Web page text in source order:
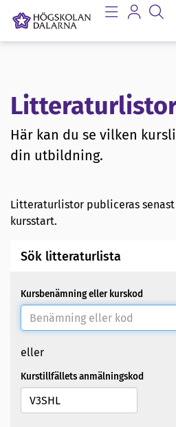
Här kan du se vilken
din utbildning.
Litteraturlistor publiceras senast
kursstart.
Sök litteraturlista
Kursbenämning eller kurskod
eller
Kurstillfällets anmälningskod